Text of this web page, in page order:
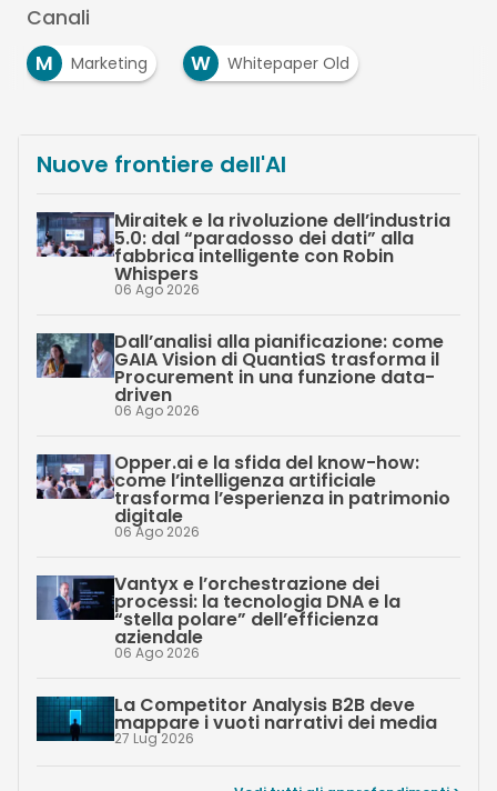
Canali
M
Marketing W Whitepaper Old
Nuove frontiere dell'AI
Miraitek e la rivoluzione dell’industria
5.0: dal “paradosso dei dati” alla
fabbrica intelligente con Robin
Whispers
06 Ago 2026
Dall’analisi alla pianificazione: come
GAIA Vision di QuantiaS trasforma il
Procurement in una funzione data-
driven
06 Ago 2026
Opper.ai e la sfida del know-how:
come l’intelligenza artificiale
trasforma l’esperienza in patrimonio
digitale
06 Ago 2026
Vantyx e l’orchestrazione dei
processi: la tecnologia DNA e la
“stella polare” dell’efficienza
aziendale
06 Ago 2026
La Competitor Analysis B2B deve
mappare i vuoti narrativi dei media
27 Lug 2026